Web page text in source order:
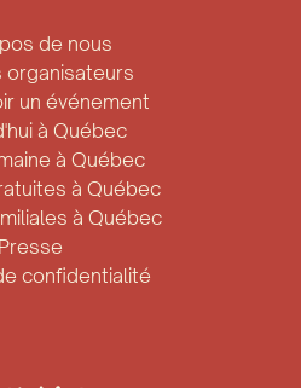
de nous
organisateurs
un événement
à Québec
à Québec
à Québec
à Québec
Presse
confidentialité